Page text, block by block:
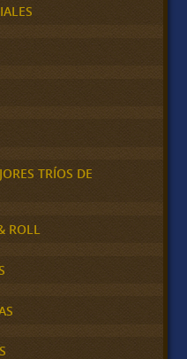
TRÍOS DE
ROLL